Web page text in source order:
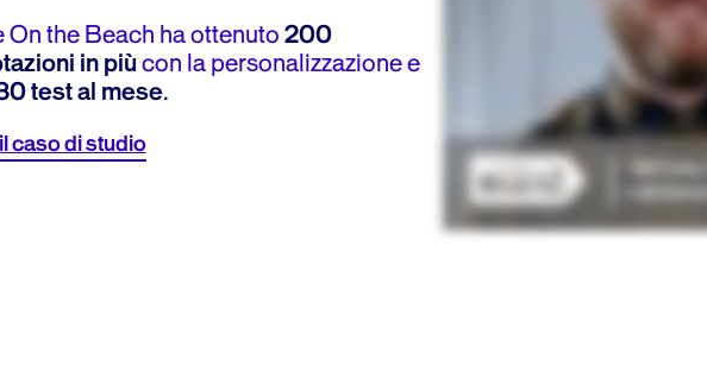
On the Beach ha ottenuto200
in piùcon la personalizzazione e
test al mese.
caso di studio